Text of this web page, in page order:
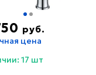
руб.
цена
17 шт